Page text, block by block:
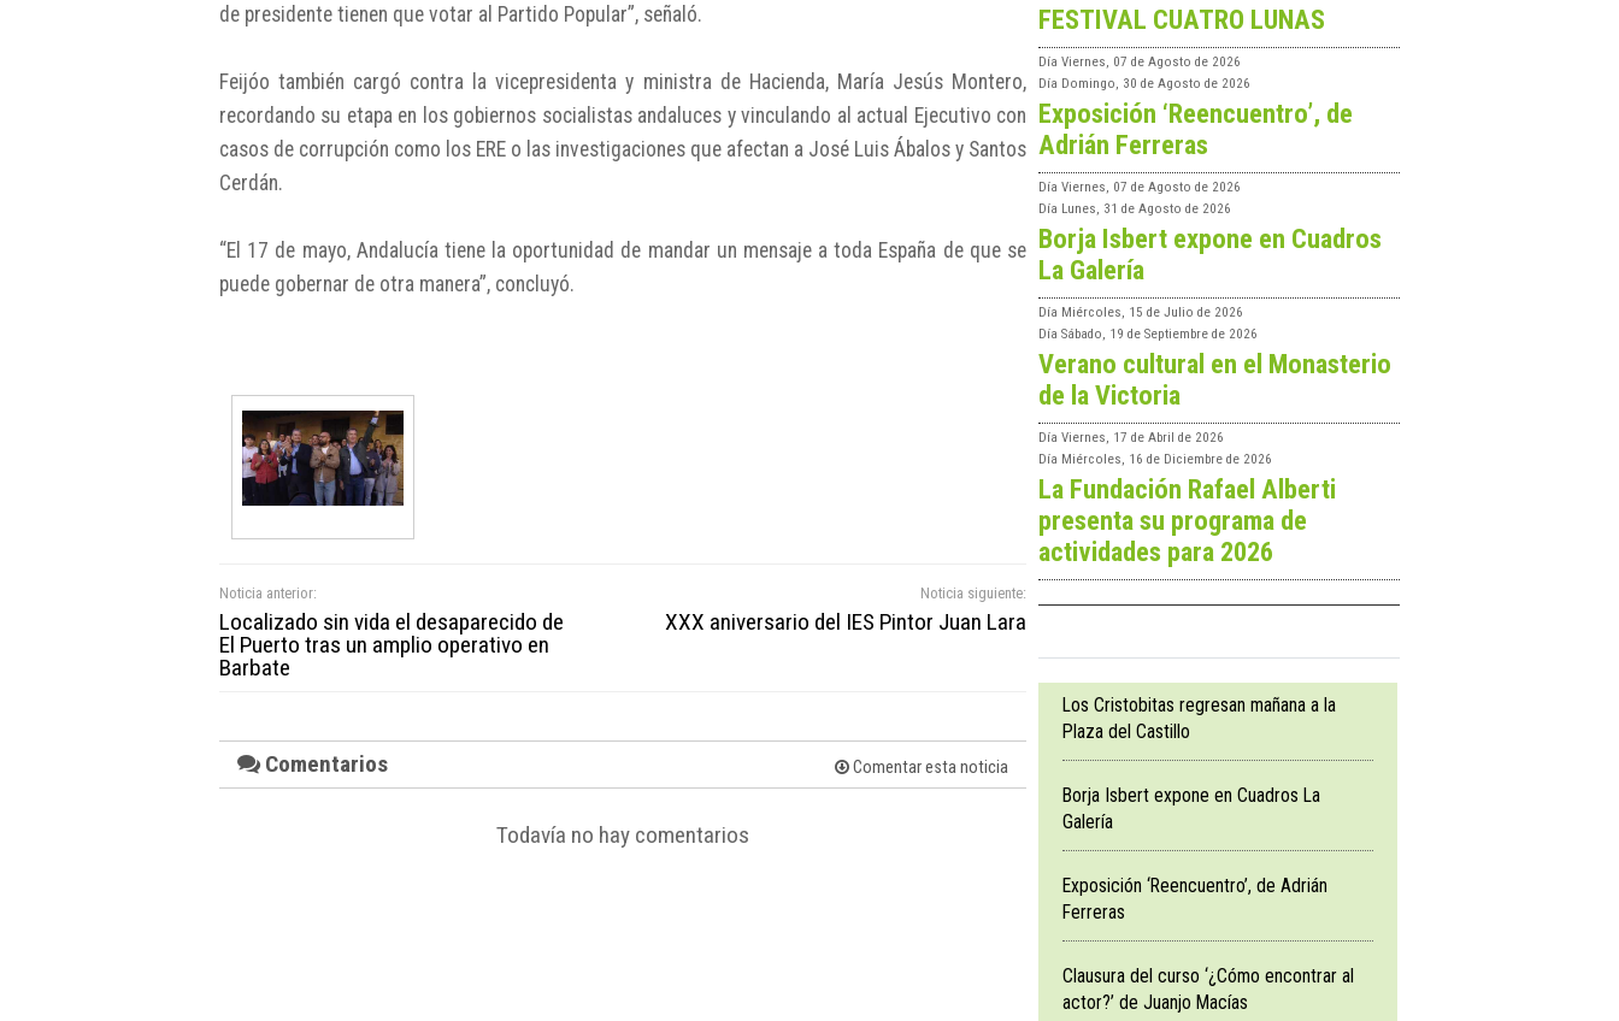
de presidente tienen que votar al Partido Popular”, señaló.
Feijóo también cargó contra la vicepresidenta y ministra de Hacienda, María Jesús Montero,
recordando su etapa en los gobiernos socialistas andaluces y vinculando al actual Ejecutivo con
casos de corrupción como los ERE o las investigaciones que afectan a José Luis Ábalos y Santos
Cerdán.
“El 17 de mayo, Andalucía tiene la oportunidad de mandar un mensaje a toda España de que se
puede gobernar de otra manera”, concluyó.
Noticia anterior:
Localizado sin vida el desaparecido de
El Puerto tras un amplio operativo en
Barbate
Noticia siguiente:
XXX aniversario del IES Pintor Juan Lara
Comentarios Comentar esta noticia
Todavía no hay comentarios
FESTIVAL CUATRO LUNAS
Día Viernes, 07 de Agosto de 2026
Día Domingo, 30 de Agosto de 2026
Exposición ‘Reencuentro’, de
Adrián Ferreras
Día Viernes, 07 de Agosto de 2026
Día Lunes, 31 de Agosto de 2026
Borja Isbert expone en Cuadros
La Galería
Día Miércoles, 15 de Julio de 2026
Día Sábado, 19 de Septiembre de 2026
Verano cultural en el Monasterio
de la Victoria
Día Viernes, 17 de Abril de 2026
Día Miércoles, 16 de Diciembre de 2026
La Fundación Rafael Alberti
presenta su programa de
actividades para 2026
Los Cristobitas regresan mañana a la
Plaza del Castillo
Borja Isbert expone en Cuadros La
Galería
Exposición ‘Reencuentro’, de Adrián
Ferreras
Clausura del curso ‘¿Cómo encontrar al
actor?’ de Juanjo Macías